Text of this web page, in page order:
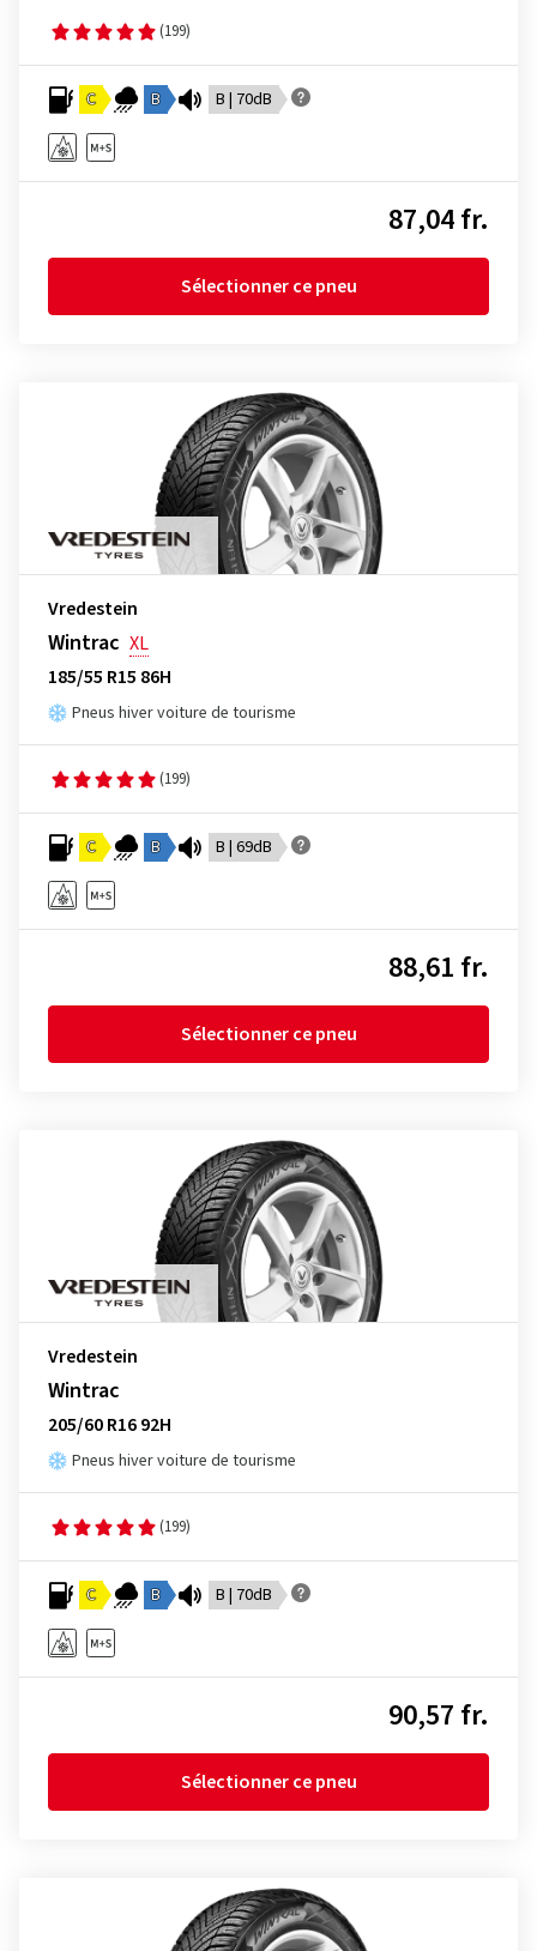
(199)
C B B | 70dB
87,04 fr.
Sélectionner ce pneu
Vredestein
Wintrac XL
185/55 R15 86H
Pneus hiver voiture de tourisme
(199)
C B B | 69dB
88,61 fr.
Sélectionner ce pneu
Vredestein
Wintrac
205/60 R16 92H
Pneus hiver voiture de tourisme
(199)
C B B | 70dB
90,57 fr.
Sélectionner ce pneu